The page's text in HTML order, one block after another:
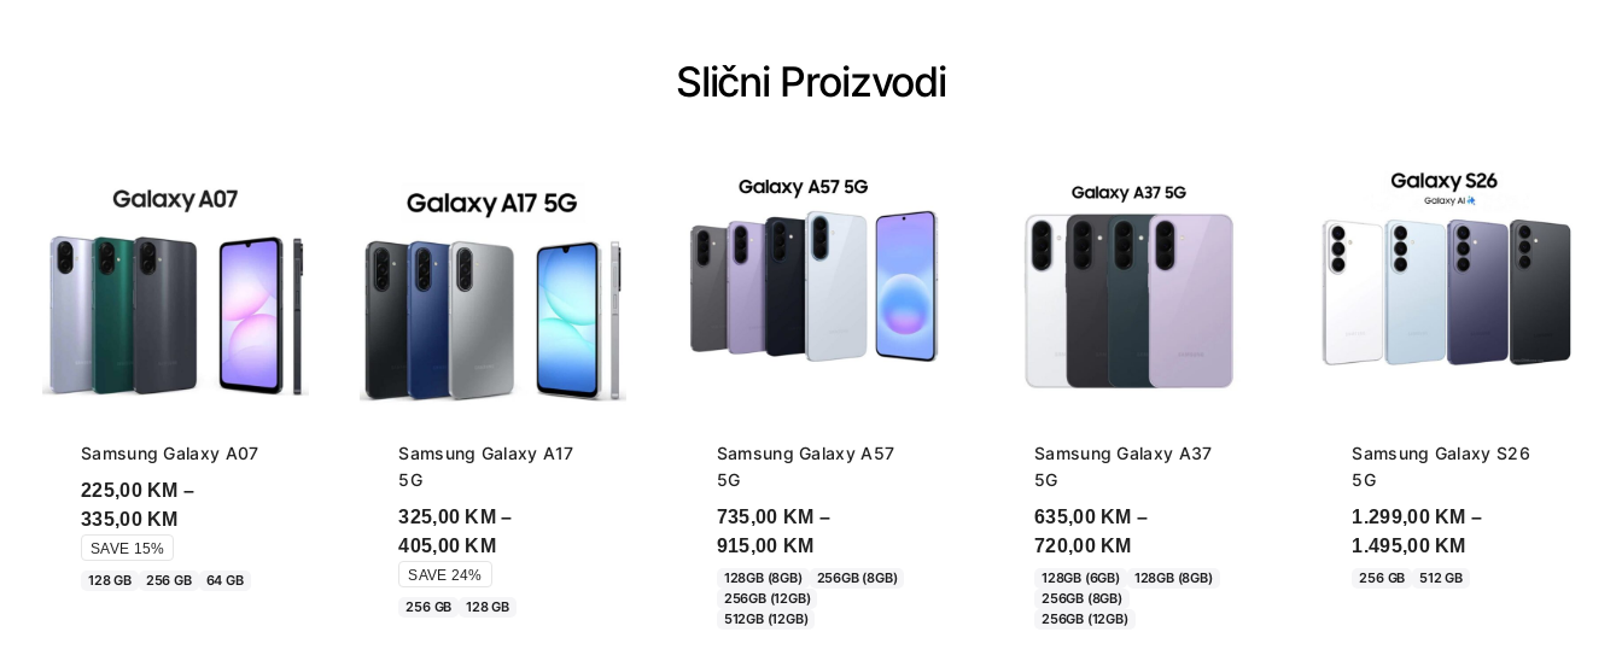
Slični Proizvodi
Samsung Galaxy A07
225,00 KM –
335,00 KMPrice
225,00 KM
SAVE 15%
128 GB
256 GB 64 GB
Samsung Galaxy A17
5G
325,00 KM –
405,00 KMPrice
325,00 KM
SAVE 24%
256 GB
128 GB
Samsung Galaxy A57
5G
735,00 KM –
915,00 KMPrice
range:
128GB (8GB)
256GB (8GB)
256GB (12GB)
512GB (12GB)
Samsung Galaxy A37
5G
635,00 KM –
720,00 KMPrice
range:
128GB (6GB)
128GB (8GB)
256GB (8GB)
256GB (12GB)
Samsung Galaxy S26
5G
1.299,00 KM –
1.495,00 KMPrice
256 GB 512 GB